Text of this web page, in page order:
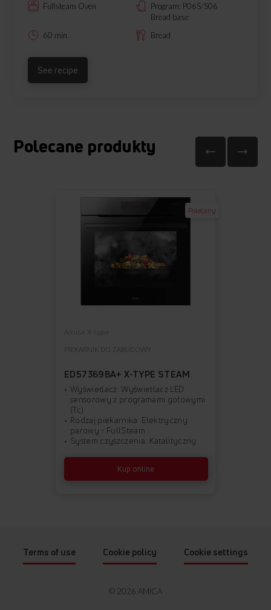
Fullsteam Oven
Program: P06S/S06
Bread base
60 min.
Bread
See recipe
Polecane produkty
Polecany
Amica X-type
PIEKARNIK DO ZABUDOWY
ED57369BA+ X-TYPE STEAM
Wyświetlacz: Wyświetlacz LED
sensorowy z programami gotowymi
(Tc)
Rodzaj piekarnika: Elektryczny
parowy - FullSteam
System czyszczenia: Katalityczny
Kup online
© 2026 AMICA
Terms of use Cookie policy Cookie settings